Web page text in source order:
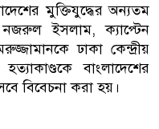
মুক্তিযুদ্ধের অন্যতম
ইসলাম, ক্যাপ্টেন
ঢাকা কেন্দ্রীয়
বাংলাদেশের
বিবেচনা করা হয়।